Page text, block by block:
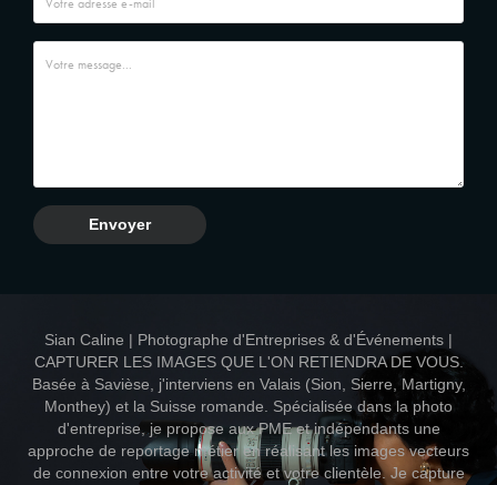
Envoyer
Sian Caline | Photographe d'Entreprises & d'Événements |
CAPTURER LES IMAGES QUE L'ON RETIENDRA DE VOUS.
Basée à Savièse, j'interviens en Valais (Sion, Sierre, Martigny,
Monthey) et la Suisse romande. Spécialisée dans la photo
d'entreprise, je propose aux PME et indépendants une
approche de reportage métier en réalisant les images vecteurs
de connexion entre votre activité et votre clientèle. Je capture